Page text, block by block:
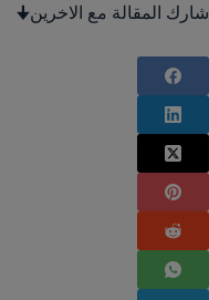
شارك المقالة مع الاخرين🠋